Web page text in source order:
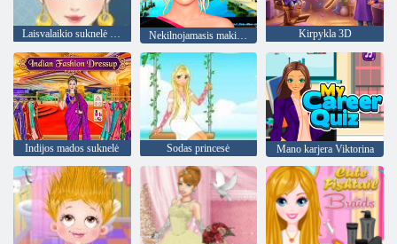
Laisvalaikio suknelė Mada Nekilnojamasis makiažas Kirpykla 3D
Indijos mados suknelė Sodas princesė Mano karjera Viktorina